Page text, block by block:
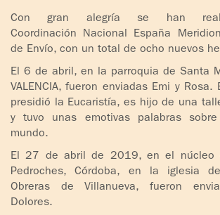
TOV NIÑOS
MATRIMONIAL
ENCUENTRO DE
EXPERIENCIA DE
CHARLAS Y
JORNADAS DE
PADRE
IGNACIO
PADRE
LIBROS
Con gran alegría se han
Coordinación Nacional España
de Envío, con un total de ocho nuevos
El 6 de abril, en la parroquia de Santa
VALENCIA, fueron enviadas Emi y
presidió la Eucaristía, es hijo de una
y tuvo unas emotivas palabras
mundo.
El 27 de abril de 2019, en el núcleo
Pedroches, Córdoba, en la iglesia
Obreras de Villanueva, fueron
Dolores.